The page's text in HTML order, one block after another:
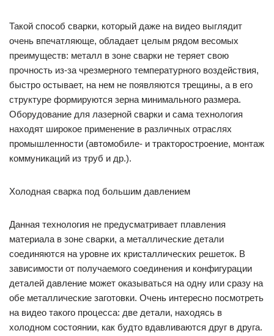
Такой способ сварки, который даже на видео выглядит
очень впечатляюще, обладает целым рядом весомых
преимуществ: металл в зоне сварки не теряет свою
прочность из-за чрезмерного температурного воздействия,
быстро остывает, на нем не появляются трещины, а в его
структуре формируются зерна минимального размера.
Оборудование для лазерной сварки и сама технология
находят широкое применение в различных отраслях
промышленности (автомобиле- и тракторостроение, монтаж
коммуникаций из труб и др.).
Холодная сварка под большим давлением
Данная технология не предусматривает плавления
материала в зоне сварки, а металлические детали
соединяются на уровне их кристаллических решеток. В
зависимости от получаемого соединения и конфигурации
деталей давление может оказываться на одну или сразу на
обе металлические заготовки. Очень интересно посмотреть
на видео такого процесса: две детали, находясь в
холодном состоянии, как будто вдавливаются друг в друга.